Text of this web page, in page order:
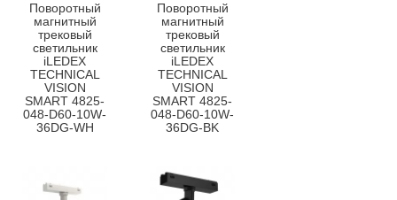
Поворотный
магнитный
трековый
светильник
iLEDEX
TECHNICAL
VISION
SMART 4825-
048-D60-10W-
36DG-WH
Поворотный
магнитный
трековый
светильник
iLEDEX
TECHNICAL
VISION
SMART 4825-
048-D60-10W-
36DG-BK